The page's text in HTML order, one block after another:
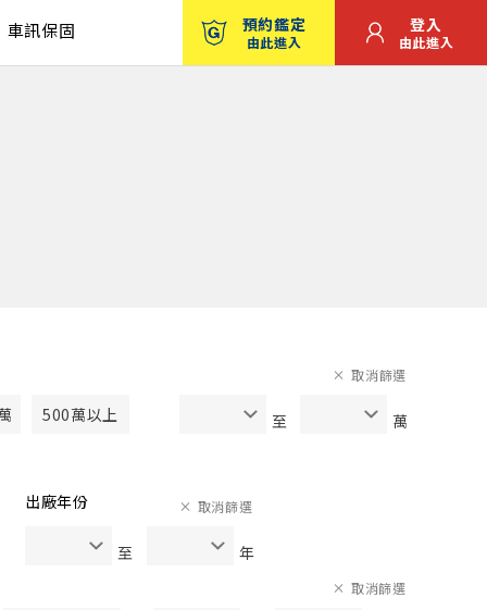
車訊保固 預約鑑定
由此進入
登入
由此進入
500萬以上 至 萬
取消篩選
出廠年份
至 年
取消篩選
取消篩選